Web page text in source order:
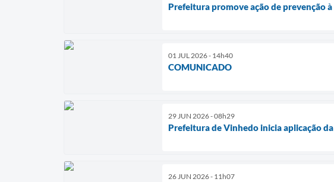
Prefeitura promove ação de prevenção
01 JUL 2026 - 14h40
COMUNICADO
29 JUN 2026 - 08h29
Prefeitura de Vinhedo inicia aplicação
26 JUN 2026 - 11h07